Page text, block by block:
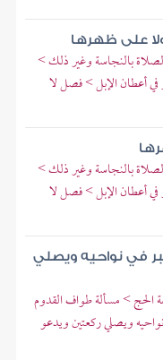
على ظهرها
بالنجاسة وغير ذلك >
في أعطان الإبل > فصل لا
بالنجاسة وغير ذلك >
في أعطان الإبل > فصل لا
في نواحيه ويصلي
الحج > مسألة طواف القدوم
ويصلي ركعتين ويدعو